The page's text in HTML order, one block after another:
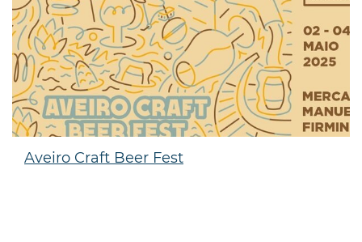
Aveiro Craft Beer Fest